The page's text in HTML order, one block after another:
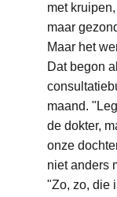
met
maar
Maar het
Dat begon
maand.
de dokter,
onze
niet anders
"Zo, zo, die